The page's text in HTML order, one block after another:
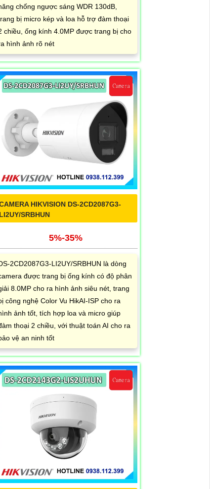
chống ngược sáng WDR 130dB,
bị micro kép và loa hỗ trợ đàm thoại
chiều, ống kính 4.0MP được trang bị cho
hình ảnh rõ nét
HIKVISION DS-2CD2087G3-
LI2UY/SRBHUN
5%-35%
2CD2087G3-LI2UY/SRBHUN là dòng
được trang bị ống kính có độ phân
8.0MP cho ra hình ảnh siêu nét, trang
công nghệ Color Vu HikAI-ISP cho ra
ảnh tốt, tích hợp loa và micro giúp
thoại 2 chiều, với thuật toán AI cho ra
vệ an ninh tốt